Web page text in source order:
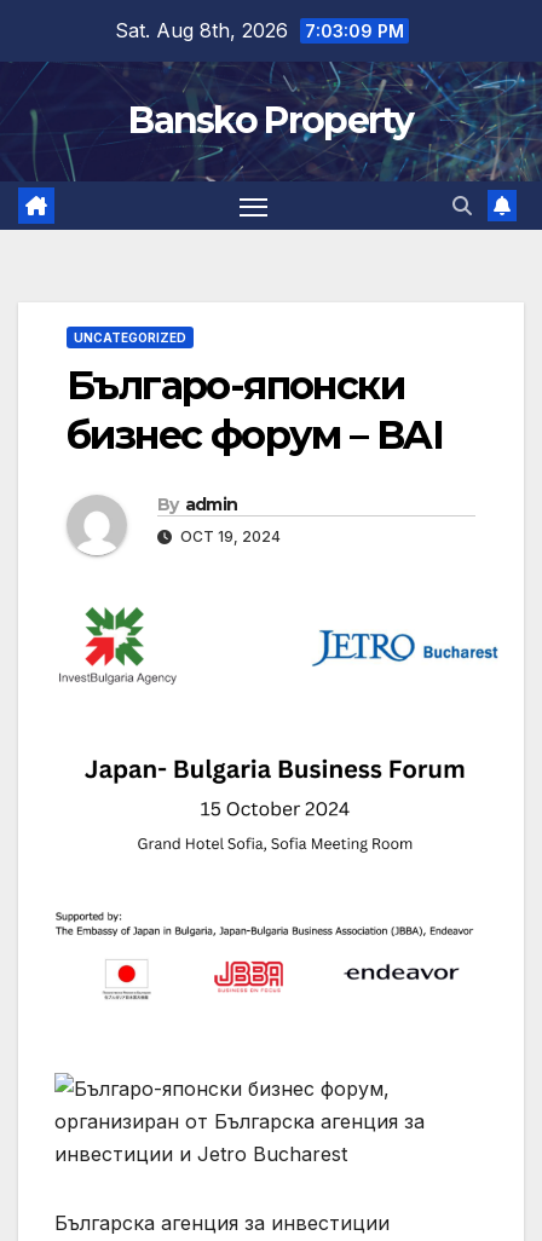
content
Sat. Aug 8th, 2026 7:03:09 PM
Bansko Property
UNCATEGORIZED
Българо-японски
бизнес форум – BAI
By admin
OCT 19, 2024
Българска агенция за инвестиции